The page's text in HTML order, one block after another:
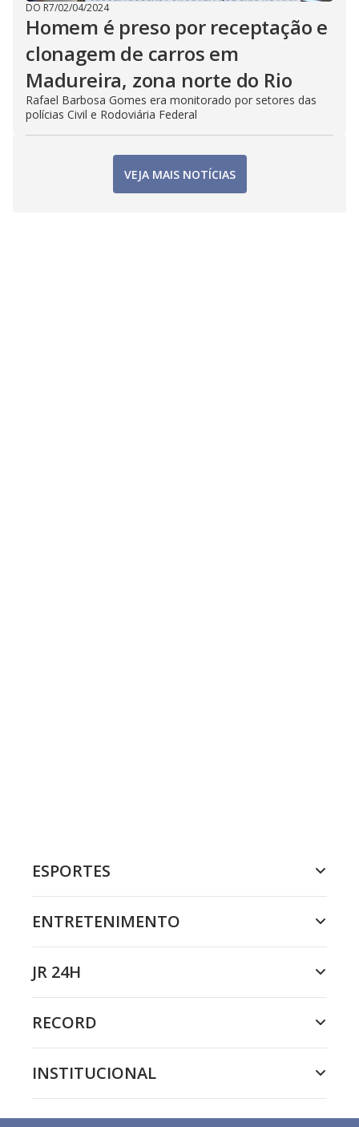
DO R7/02/04/2024
Homem é preso por receptação e
clonagem de carros em
Madureira, zona norte do Rio
Rafael Barbosa Gomes era monitorado por setores das
polícias Civil e Rodoviária Federal
VEJA MAIS NOTÍCIAS
ESPORTES
ENTRETENIMENTO
JR 24H
RECORD
INSTITUCIONAL